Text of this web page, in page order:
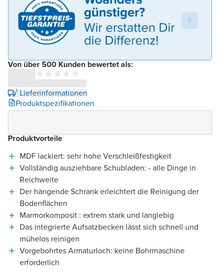
Von über 500 Kunden bewertet als:
¹ Lieferinformationen
Produktspezifikationen
Produktvorteile
MDF lackiert: sehr hohe Verschleißfestigkeit
Vollständig ausziehbare Schubladen: - alle Dinge in
Reichweite
Der hängende Schrank erleichtert die Reinigung der
Bodenflächen
Marmorkomposit : extrem stark und langlebig
Das integrierte Aufsatzbecken lässt sich schnell und
mühelos reinigen
Vorgebohrtes Armaturloch: keine Bohrmaschine
erforderlich